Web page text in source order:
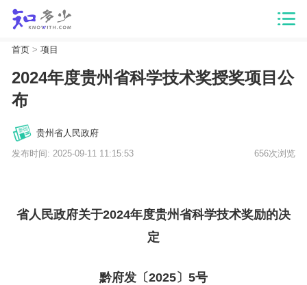
首页> 项目
2024年度贵州省科学技术奖授奖项目公
布
贵州省人民政府
发布时间: 2025-09-11 11:15:53 656次浏览
省人民政府关于2024年度贵州省科学技术奖励的决
定
黔府发〔2025〕5号